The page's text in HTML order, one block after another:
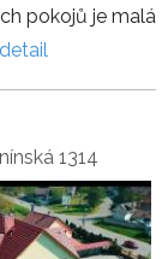
pokojů je malá
1314